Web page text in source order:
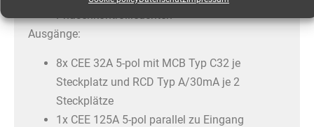
Phasenkontrollleuchten
Ausgänge:
8x CEE 32A 5-pol mit MCB Typ C32 je
Steckplatz und RCD Typ A/30mA je 2
Steckplätze
1x CEE 125A 5-pol parallel zu Eingang